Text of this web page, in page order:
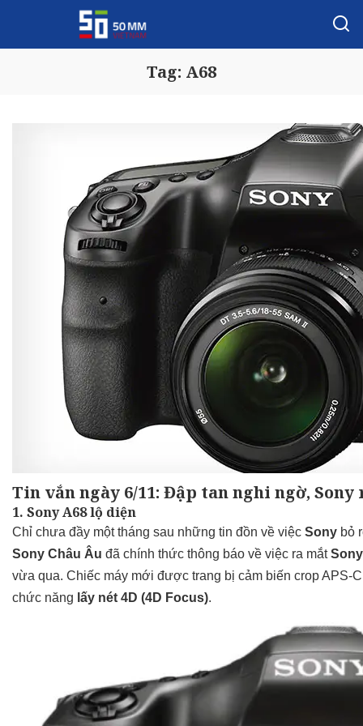
Tag: A68
Tin vắn ngày 6/11: Đập tan nghi ngờ, Sony
1. Sony A68 lộ diện
Chỉ chưa đầy một tháng sau những tin đồn về việc Sony bỏ
Sony Châu Âu đã chính thức thông báo về việc ra mắtSony
vừa qua. Chiếc máy mới được trang bị cảm biến crop APS-
chức năng lấy nét 4D (4D Focus).